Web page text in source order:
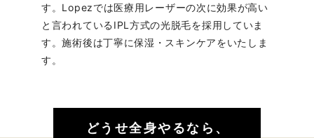
す。 Lopezでは医療用レーザーの次に効果が高い
と言われているIPL方式の光脱毛を採用していま
す。施術後は丁寧に保湿・スキンケアをいたしま
す。
どうせ全身やるなら、